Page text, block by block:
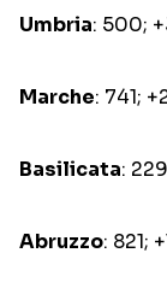
Umbria: 500;
Marche: 741;
Basilicata:
Abruzzo: 821;